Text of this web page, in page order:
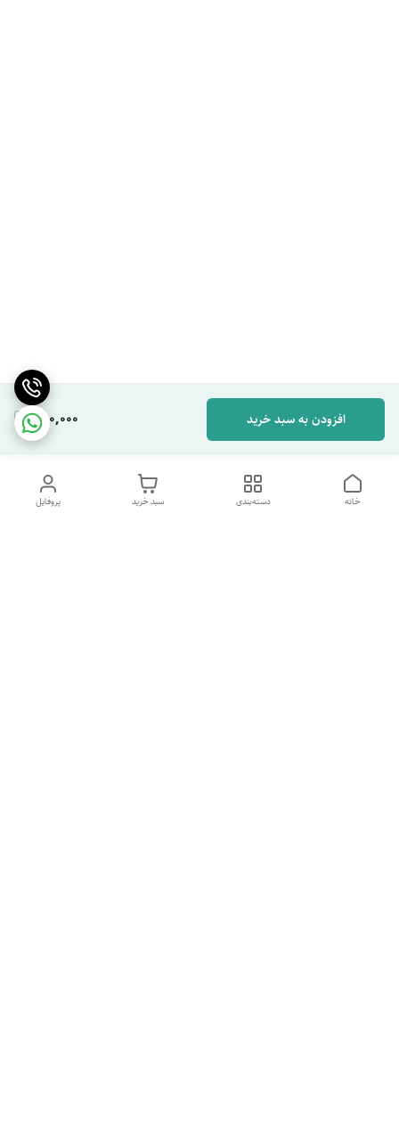
280,000 افزودن به سبد خرید
پروفایل سبد خرید دسته‌بندی خانه